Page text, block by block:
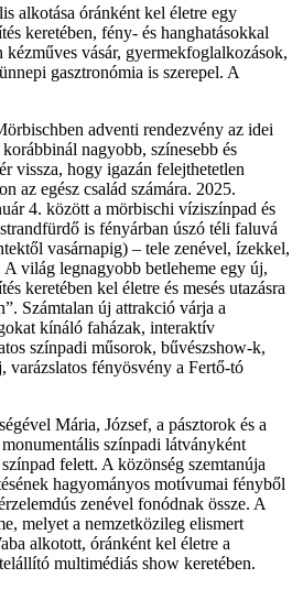
alkotása óránként kel életre egy
keretében, fény- és hanghatásokkal
vásár, gyermekfoglalkozások,
gasztronómia is szerepel. A
adventi rendezvény az idei
nagyobb, színesebb és
vissza, hogy igazán felejthetetlen
az egész család számára. 2025.
4. között a mörbischi víziszínpad és
is fényárban úszó téli faluvá
vasárnapig) – tele zenével, ízekkel,
A világ legnagyobb betleheme egy új,
keretében kel életre és mesés utazásra
Számtalan új attrakció várja a
kínáló faházak, interaktív
színpadi műsorok, bűvészshow-k,
varázslatos fényösvény a Fertő-tó
Mária, József, a pásztorok és a
színpadi látványként
felett. A közönség szemtanúja
hagyományos motívumai fényből
zenével fonódnak össze. A
melyet a nemzetközileg elismert
alkotott, óránként kel életre a
multimédiás show keretében.